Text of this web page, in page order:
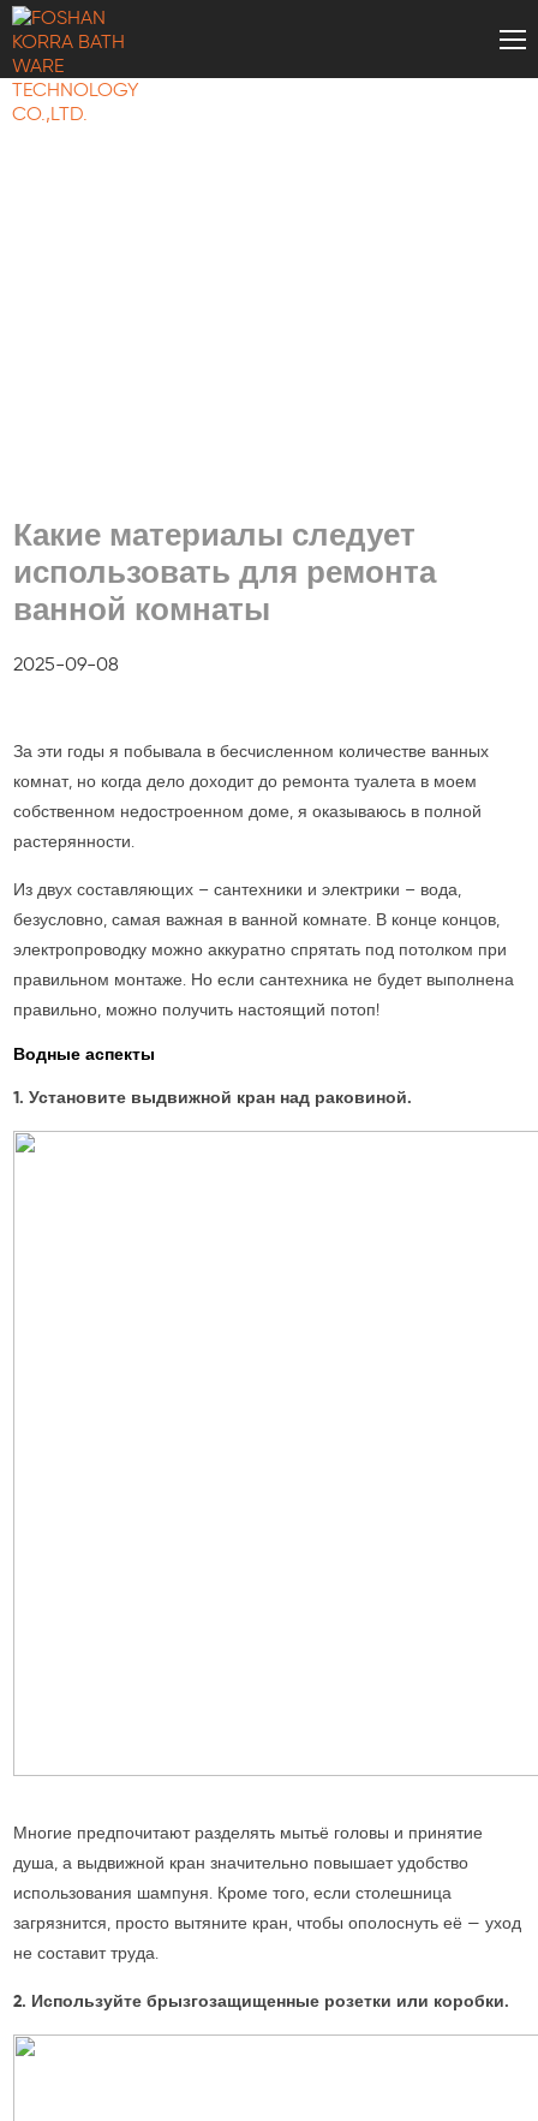
Какие материалы следует
использовать для ремонта
ванной комнаты
2025-09-08
За эти годы я побывала в бесчисленном количестве ванных
комнат, но когда дело доходит до ремонта туалета в моем
собственном недостроенном доме, я оказываюсь в полной
растерянности.
Из двух составляющих – сантехники и электрики – вода,
безусловно, самая важная в ванной комнате. В конце концов,
электропроводку можно аккуратно спрятать под потолком при
правильном монтаже. Но если сантехника не будет выполнена
правильно, можно получить настоящий потоп!
Водные аспекты
1. Установите выдвижной кран над раковиной.
Многие предпочитают разделять мытьё головы и принятие
душа, а выдвижной кран значительно повышает удобство
использования шампуня. Кроме того, если столешница
загрязнится, просто вытяните кран, чтобы ополоснуть её — уход
не составит труда.
2. Используйте брызгозащищенные розетки или коробки.